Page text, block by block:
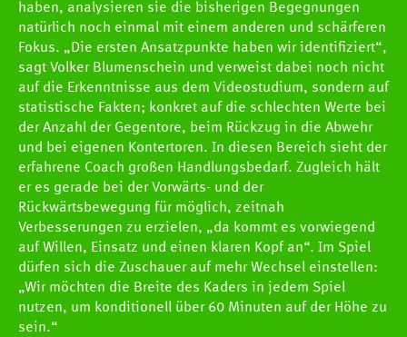
haben, analysieren sie die bisherigen Begegnungen
natürlich noch einmal mit einem anderen und schärferen
Fokus. „Die ersten Ansatzpunkte haben wir identifiziert“,
sagt Volker Blumenschein und verweist dabei noch nicht
auf die Erkenntnisse aus dem Videostudium, sondern auf
statistische Fakten; konkret auf die schlechten Werte bei
der Anzahl der Gegentore, beim Rückzug in die Abwehr
und bei eigenen Kontertoren. In diesen Bereich sieht der
erfahrene Coach großen Handlungsbedarf. Zugleich hält
er es gerade bei der Vorwärts- und der
Rückwärtsbewegung für möglich, zeitnah
Verbesserungen zu erzielen, „da kommt es vorwiegend
auf Willen, Einsatz und einen klaren Kopf an“. Im Spiel
dürfen sich die Zuschauer auf mehr Wechsel einstellen:
„Wir möchten die Breite des Kaders in jedem Spiel
nutzen, um konditionell über 60 Minuten auf der Höhe zu
sein.“